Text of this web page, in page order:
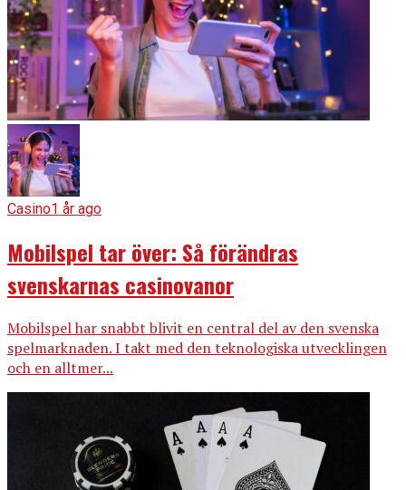
Casino1 år ago
Mobilspel tar över: Så förändras
svenskarnas casinovanor
Mobilspel har snabbt blivit en central del av den svenska
spelmarknaden. I takt med den teknologiska utvecklingen
och en alltmer...